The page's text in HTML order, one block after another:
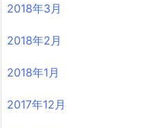
2018年3月
2018年2月
2018年1月
2017年12月